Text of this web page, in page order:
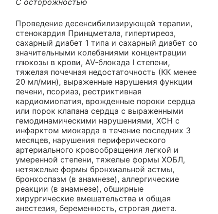
С осторожностью
Проведение десенсибилизирующей терапии,
стенокардия Принцметала, гипертиреоз,
сахарный диабет 1 типа и сахарный диабет со
значительными колебаниями концентрации
глюкозы в крови, AV-блокада I степени,
тяжелая почечная недостаточность (КК менее
20 мл/мин), выраженные нарушения функции
печени, псориаз, рестриктивная
кардиомиопатия, врожденные пороки сердца
или порок клапана сердца с выраженными
гемодинамическими нарушениями, ХСН с
инфарктом миокарда в течение последних 3
месяцев, нарушения периферического
артериального кровообращения легкой и
умеренной степени, тяжелые формы ХОБЛ,
нетяжелые формы бронхиальной астмы,
бронхоспазм (в анамнезе), аллергические
реакции (в анамнезе), обширные
хирургические вмешательства и общая
анестезия, беременность, строгая диета.